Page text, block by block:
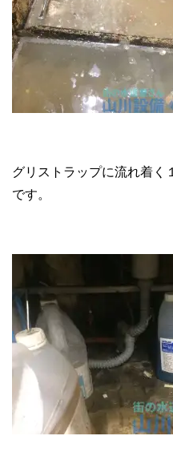
グリストラップに流れ着く
です。